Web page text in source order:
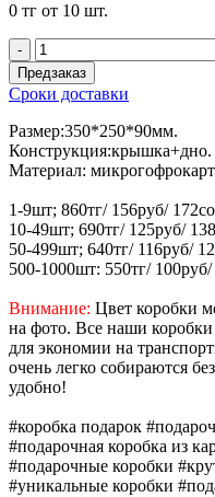
0 тг от 10 шт.
-
Предзаказ
Сроки доставки
Размер:350*250*90мм.
Конструкция:крышка+дно.
Материал:
1-9шт; 860тг/ 156руб/
10-49шт; 690тг/ 125руб/
50-499шт; 640тг/ 116руб/
500-1000шт: 550тг/
Внимание: Цвет коробки
на фото. Все наши
для экономии на
очень легко собираются
удобно!
#коробка подарок
#подарочная коробка из
#подарочные коробки
#уникальные коробки